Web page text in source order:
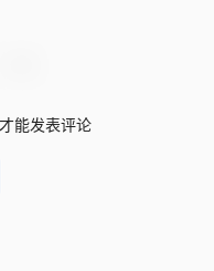
能发表评论